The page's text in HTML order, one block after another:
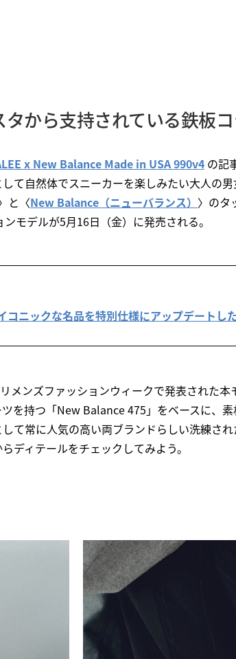
タから支持されている鉄板
x New Balance Made in USA 990v4 の記
て自然体でスニーカーを楽しみたい大人の男
と〈New Balance（ニューバランス） 〉のタ
モデルが5月16日（金）に発売される。
ニックな名品を特別仕様にアップデートし
メンズファッションウィークで発表された本
を持つ「New Balance 475」をベースに、
て常に人気の高い両ブランドらしい洗練さ
ディテールをチェックしてみよう。